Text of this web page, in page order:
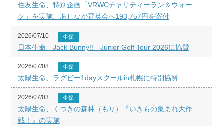
住友生命、特別企画「VRWCチャリティーラン＆ウォー
ク」を実施、あしなが育英会へ193,757円を寄付
2026/07/10 生保
日本生命、Jack Bunny!! Junior Golf Tour 2026に協賛
2026/07/08 生保
太陽生命、ラグビー1dayスクールin札幌に特別協賛
2026/07/03 生保
太陽生命、くつきの森林（もり）『いきもの集まれ大作
戦！』の実施